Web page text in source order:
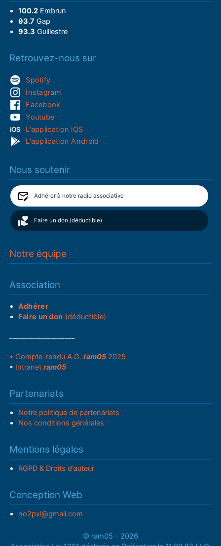
100.2Embrun
93.7 Gap
93.3 Guillestre
Retrouvez-nous sur
Spotify
Instagram
Facebook
Youtube
L'application iOS
L'application Android
Nous soutenir
Adhérer à notre radio associative
Faire un don (déductible)
Notre équipe
Association
Adhérer
Faire un don (déductible)
• Compte-rendu A.G.ram05 2025
• Intranetram05
Partenariats
Notre politique de partenariats
Nos conditions générales
Mentions légales
RGPD & Droits d'auteur
Conception Web
no2pxl@gmail.com
© ram05 - 2026